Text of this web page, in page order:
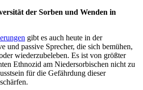
der Sorben und Wenden in
gibt es auch heute in der
und passive Sprecher, die sich bemühen,
wiederzubeleben. Es ist von größter
Ethnozid am Niedersorbischen nicht zu
für die Gefährdung dieser